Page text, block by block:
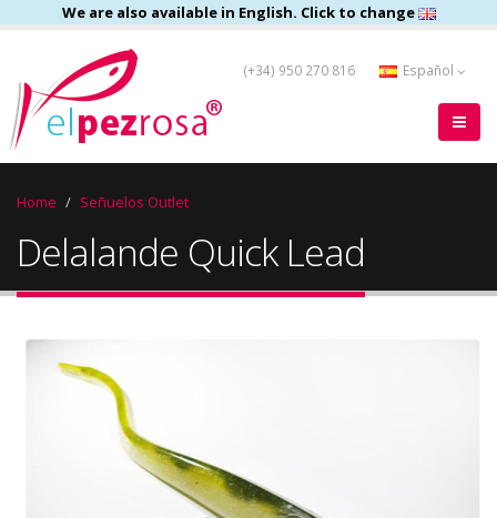
We are also available in English. Click to change
(+34) 950 270 816 Español
Home Señuelos Outlet
Delalande Quick Lead